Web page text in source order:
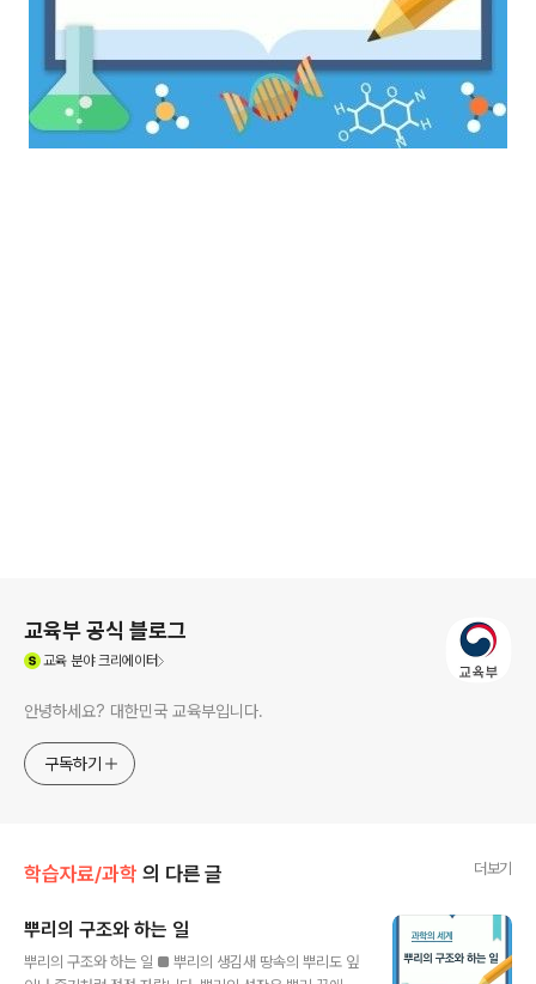
교육부 공식 블로그
교육분야 크리에이터
안녕하세요? 대한민국 교육부입니다.
구독하기
학습자료/과학 의 다른 글 더보기
뿌리의 구조와 하는 일
뿌리의 구조와 하는 일 ■ 뿌리의 생김새 땅속의 뿌리도 잎